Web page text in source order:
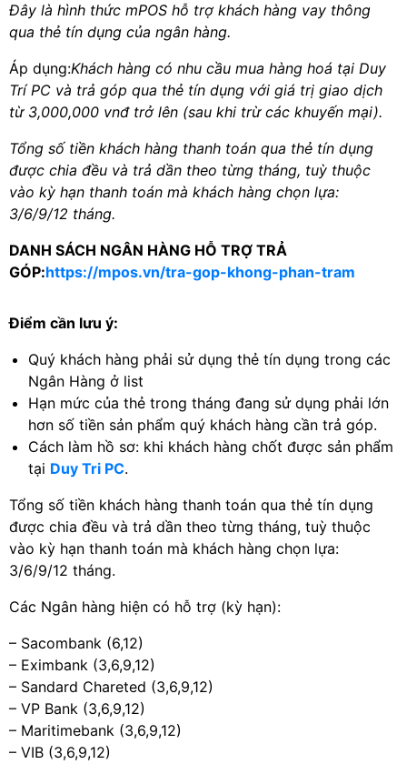
Đây là hình thức mPOS hỗ trợ khách hàng vay thông
qua thẻ tín dụng của ngân hàng.
Áp dụng:Khách hàng có nhu cầu mua hàng hoá tại Duy
Trí PC và trả góp qua thẻ tín dụng với giá trị giao dịch
từ 3,000,000 vnđ trở lên (sau khi trừ các khuyến mại).
Tổng số tiền khách hàng thanh toán qua thẻ tín dụng
được chia đều và trả dần theo từng tháng, tuỳ thuộc
vào kỳ hạn thanh toán mà khách hàng chọn lựa:
3/6/9/12 tháng.
DANH SÁCH NGÂN HÀNG HỖ TRỢ TRẢ
GÓP:https://mpos.vn/tra-gop-khong-phan-tram
Điểm cần lưu ý:
Quý khách hàng phải sử dụng thẻ tín dụng trong các
Ngân Hàng ở list
Hạn mức của thẻ trong tháng đang sử dụng phải lớn
hơn số tiền sản phẩm quý khách hàng cần trả góp.
Cách làm hồ sơ: khi khách hàng chốt được sản phẩm
tại Duy Tri PC.
Tổng số tiền khách hàng thanh toán qua thẻ tín dụng
được chia đều và trả dần theo từng tháng, tuỳ thuộc
vào kỳ hạn thanh toán mà khách hàng chọn lựa:
3/6/9/12 tháng.
Các Ngân hàng hiện có hỗ trợ (kỳ hạn):
– Sacombank (6,12)
– Eximbank (3,6,9,12)
– Sandard Chareted (3,6,9,12)
– VP Bank (3,6,9,12)
– Maritimebank (3,6,9,12)
– VIB (3,6,9,12)